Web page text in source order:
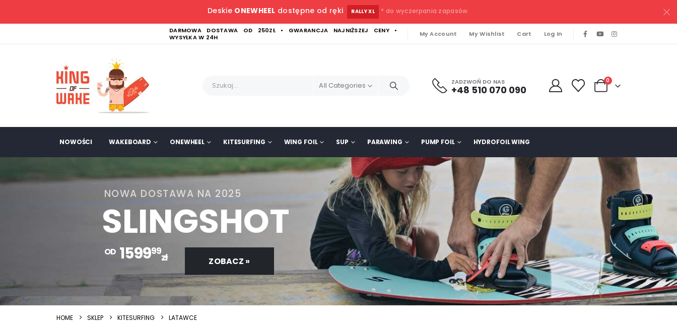
Deskie ONEWHEEL dostępne od ręki RALLY XL * do wyczerpania zapasów.
DARMOWA DOSTAWA OD 250ZŁ • GWARANCJA NAJNIŻSZEJ CENY •
WYSYŁKA W 24H
My Account My Wishlist Cart Log In
All Categories ZADZWOŃ DO NAS
+48 510 070 090
0
NOWOŚCI WAKEBOARD ONEWHEEL KITESURFING WING FOIL SUP PARAWING PUMP FOIL HYDROFOIL WING
NOWA DOSTAWA NA 2025
SLINGSHOT
OD 159999
zł ZOBACZ »
HOME SKLEP KITESURFING LATAWCE